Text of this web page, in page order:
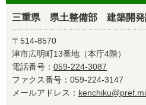
三重県 県土整備部 建築開
〒514-8570
津市広明町13番地（本庁4階）
電話番号： 059-224-3087
ファクス番号：059-224-3147
メールアドレス：